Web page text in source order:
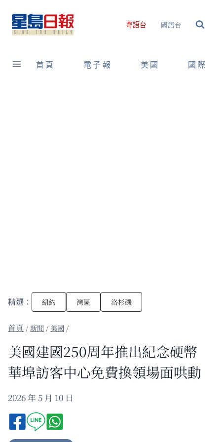
content
粵語台 國語台
首頁 電子報 美國 國際
精選： 紐約 灣區 洛杉磯
/新聞 / 美國 /
美國建國250周年推出紀念硬幣
華埠訪客中心免費換領場面哄動
2026 年 5 月 10 日